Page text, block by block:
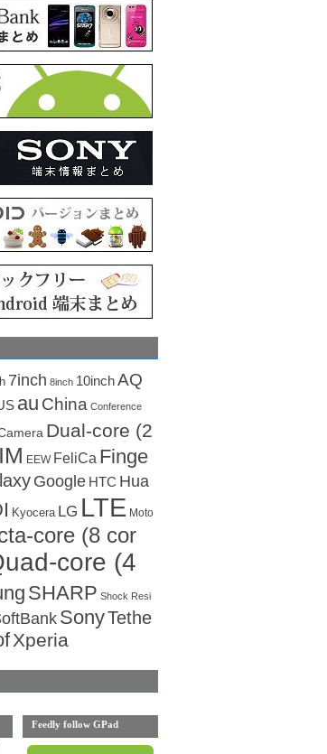
7inch 8inch 10inchAQ
au China Conference
Dual-core (2
EEW FeliCa Finge
Google HTC Hua
Kyocera LG LTE Moto
core (8 cor
core (4
SHARP Shock Resi
SonyTethe
Xperia
Feedly follow GPad